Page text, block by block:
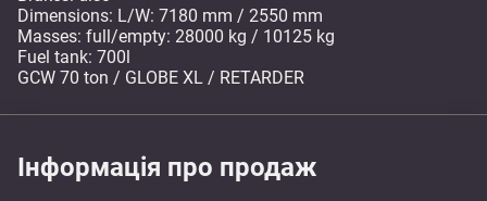
Dimensions: L/W: 7180 mm / 2550 mm
Masses: full/empty: 28000 kg / 10125 kg
Fuel tank: 700l
GCW 70 ton / GLOBE XL / RETARDER
Інформація про продаж